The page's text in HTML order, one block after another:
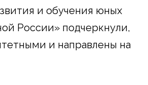
и обучения юных
России» подчеркнули,
и направлены на